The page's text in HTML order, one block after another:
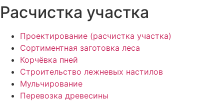
Расчистка участка
Проектирование (расчистка участка)
Сортиментная заготовка леса
Корчёвка пней
Строительство лежневых настилов
Мульчирование
Перевозка древесины